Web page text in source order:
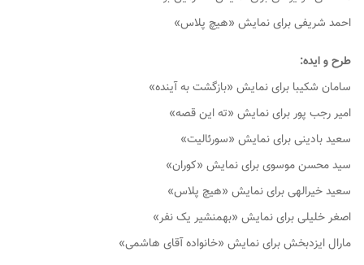
احمد شریفی برای نمایش «هیچ پلاس»
طرح و ایده:
سامان شکیبا برای نمایش «بازگشت به آینده»
امیر رجب پور برای نمایش «ته این قصه»
سعید بادینی برای نمایش «سورئالیت»
سید محسن موسوی برای نمایش «کوران»
سعید خیرالهی برای نمایش «هیچ پلاس»
اصغر خلیلی برای نمایش «بهمنشیر یک نفر»
مارال ایزدبخش برای نمایش «خانواده آقای هاشمی»